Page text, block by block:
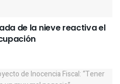
de la nieve reactiva el